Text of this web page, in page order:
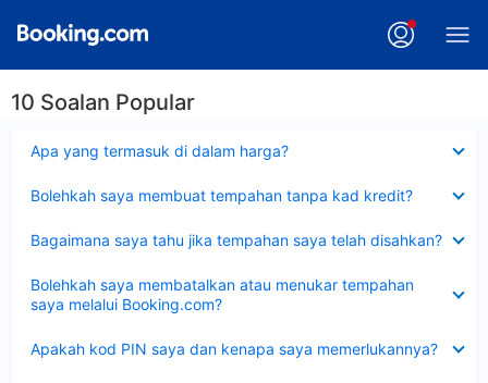
10 Soalan Popular
Apa yang termasuk di dalam harga?
Bolehkah saya membuat tempahan tanpa kad kredit?
Bagaimana saya tahu jika tempahan saya telah disahkan?
Bolehkah saya membatalkan atau menukar tempahan
saya melalui Booking.com?
Apakah kod PIN saya dan kenapa saya memerlukannya?